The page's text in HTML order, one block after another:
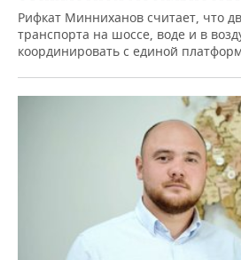
Рифкат Минниханов считает, что
транспорта на шоссе, воде и в
координировать с единой